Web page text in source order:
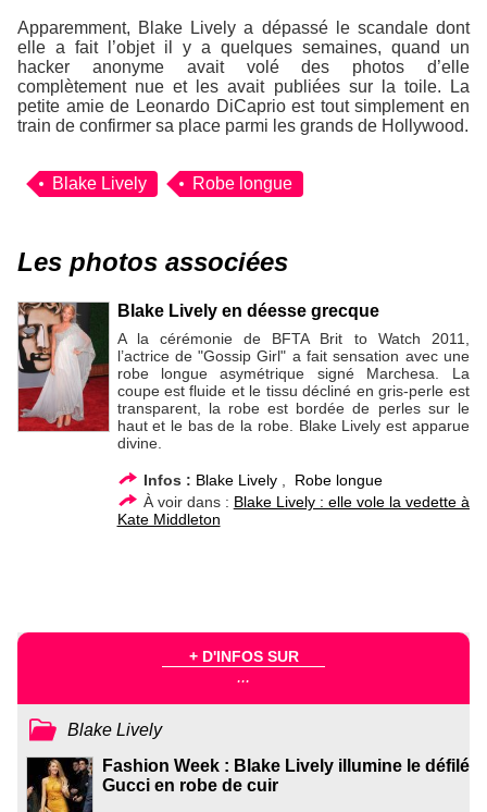
Apparemment, Blake Lively a dépassé le scandale dont
elle a fait l’objet il y a quelques semaines, quand un
hacker anonyme avait volé des photos d’elle
complètement nue et les avait publiées sur la toile. La
petite amie de Leonardo DiCaprio est tout simplement en
train de confirmer sa place parmi les grands de Hollywood.
Blake Lively Robe longue
Les photos associées
Blake Lively en déesse grecque
A la cérémonie de BFTA Brit to Watch 2011,
l’actrice de "Gossip Girl" a fait sensation avec une
robe longue asymétrique signé Marchesa. La
coupe est fluide et le tissu décliné en gris-perle est
transparent, la robe est bordée de perles sur le
haut et le bas de la robe. Blake Lively est apparue
divine.
Infos : Blake Lively, Robe longue
À voir dans : Blake Lively : elle vole la vedette à
Kate Middleton
+ D'INFOS SUR
...
Blake Lively
Fashion Week : Blake Lively illumine le défilé
Gucci en robe de cuir